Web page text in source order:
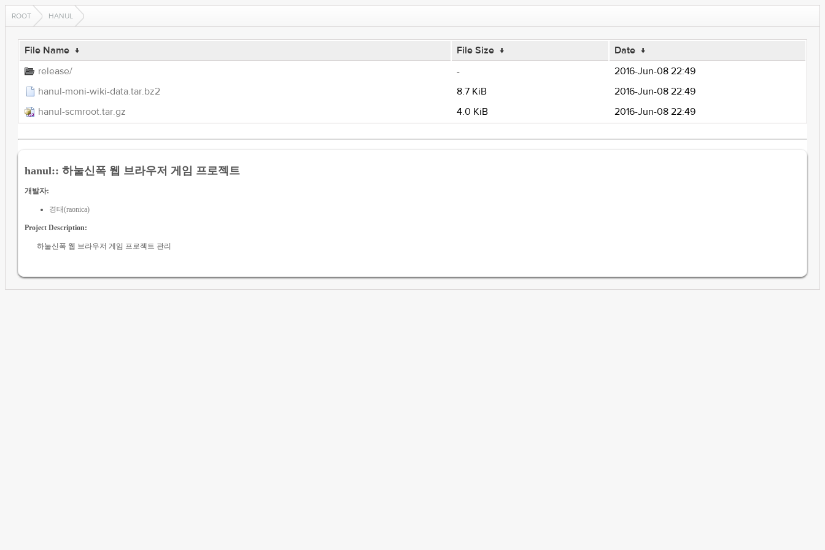
ROOT HANUL
File Name ↓ File Size ↓ Date ↓
release/
-
2016-Jun-08 22:49
hanul-moni-wiki-data.tar.bz2
8.7 KiB
2016-Jun-08 22:49
hanul-scmroot.tar.gz
4.0 KiB 2016-Jun-08 22:49
hanul:: 하눌신폭 웹 브라우저 게임 프로젝트
개발자:
경태(raonica)
Project Description:
하눌신폭 웹 브라우저 게임 프로젝트 관리